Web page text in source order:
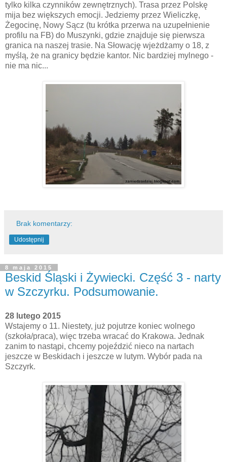
tylko kilka czynników zewnętrznych). Trasa przez Polskę
mija bez większych emocji. Jedziemy przez Wieliczkę,
Żegocinę, Nowy Sącz (tu krótka przerwa na uzupełnienie
profilu na FB) do Muszynki, gdzie znajduje się pierwsza
granica na naszej trasie. Na Słowację wjeżdżamy o 18, z
myślą, że na granicy będzie kantor. Nic bardziej mylnego -
nie ma nic...
Brak komentarzy:
Udostępnij
8 maja 2015
Beskid Śląski i Żywiecki. Część 3 - narty
w Szczyrku. Podsumowanie.
28 lutego 2015
Wstajemy o 11. Niestety, już pojutrze koniec wolnego
(szkoła/praca), więc trzeba wracać do Krakowa. Jednak
zanim to nastąpi, chcemy pojeździć nieco na nartach
jeszcze w Beskidach i jeszcze w lutym. Wybór pada na
Szczyrk.